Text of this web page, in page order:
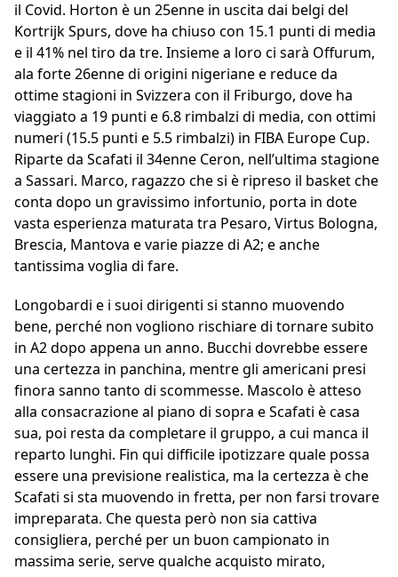
il Covid. Horton è un 25enne in uscita dai belgi del
Kortrijk Spurs, dove ha chiuso con 15.1 punti di media
e il 41% nel tiro da tre. Insieme a loro ci sarà Offurum,
ala forte 26enne di origini nigeriane e reduce da
ottime stagioni in Svizzera con il Friburgo, dove ha
viaggiato a 19 punti e 6.8 rimbalzi di media, con ottimi
numeri (15.5 punti e 5.5 rimbalzi) in FIBA Europe Cup.
Riparte da Scafati il 34enne Ceron, nell’ultima stagione
a Sassari. Marco, ragazzo che si è ripreso il basket che
conta dopo un gravissimo infortunio, porta in dote
vasta esperienza maturata tra Pesaro, Virtus Bologna,
Brescia, Mantova e varie piazze di A2; e anche
tantissima voglia di fare.
Longobardi e i suoi dirigenti si stanno muovendo
bene, perché non vogliono rischiare di tornare subito
in A2 dopo appena un anno. Bucchi dovrebbe essere
una certezza in panchina, mentre gli americani presi
finora sanno tanto di scommesse. Mascolo è atteso
alla consacrazione al piano di sopra e Scafati è casa
sua, poi resta da completare il gruppo, a cui manca il
reparto lunghi. Fin qui difficile ipotizzare quale possa
essere una previsione realistica, ma la certezza è che
Scafati si sta muovendo in fretta, per non farsi trovare
impreparata. Che questa però non sia cattiva
consigliera, perché per un buon campionato in
massima serie, serve qualche acquisto mirato,